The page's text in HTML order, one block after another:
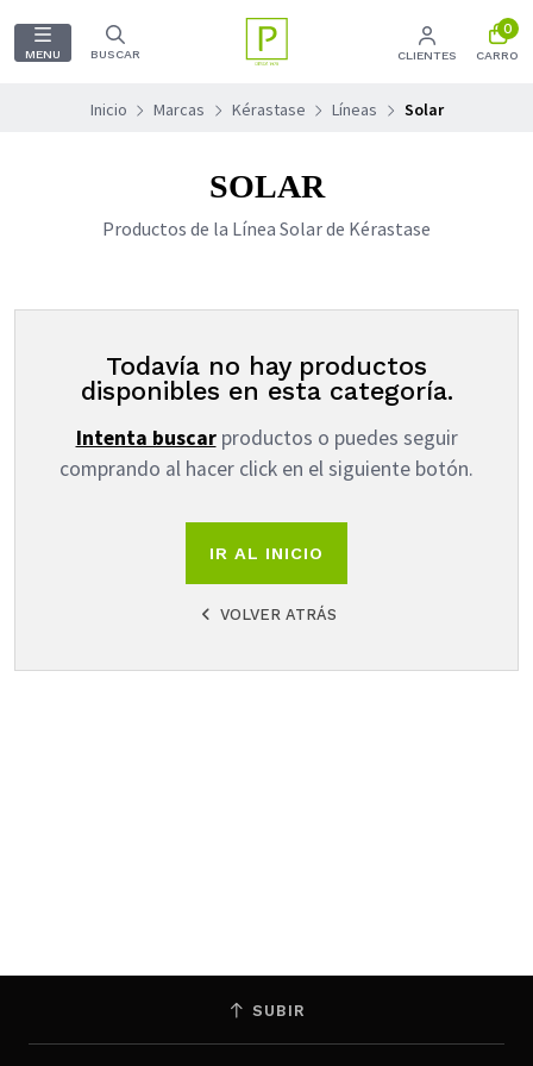
MENU BUSCAR CLIENTES
0
CARRO
Inicio Marcas Kérastase Líneas Solar
SOLAR
Productos de la Línea Solar de Kérastase
Todavía no hay productos
disponibles en esta categoría.
Intenta buscarproductos o puedes seguir
comprando al hacer click en el siguiente botón.
IR AL INICIO
VOLVER ATRÁS
SUBIR